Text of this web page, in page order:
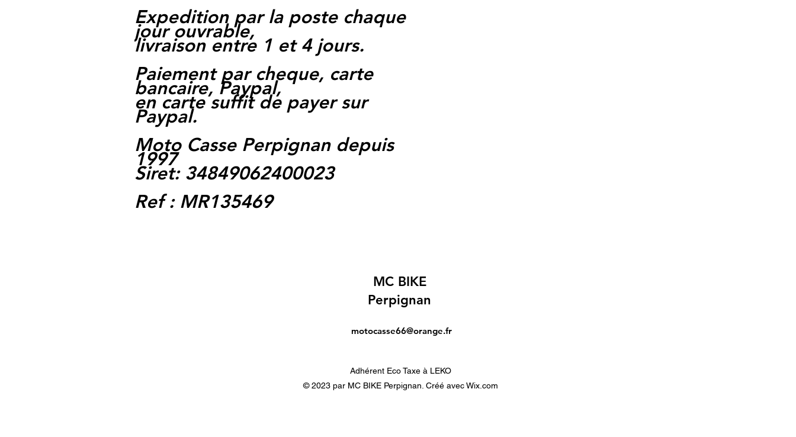
Expedition par la poste chaque
jour ouvrable,
livraison entre 1 et 4 jours.
Paiement par cheque, carte
bancaire, Paypal,
en carte suffit de payer sur
Paypal.
Moto Casse Perpignan depuis
1997
Siret: 34849062400023
Ref : MR135469
MC BIKE
Perpignan
motocasse66@orange.fr
Adhérent Eco Taxe à LEKO
© 2023 par MC BIKE Perpignan. Créé avec Wix.com